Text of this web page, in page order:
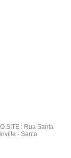
SITE : Rua Santa
- Santa